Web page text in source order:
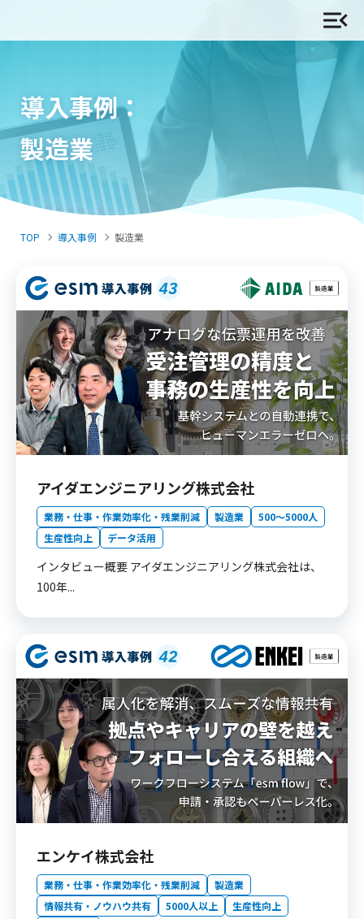
導入事例：
製造業
TOP 導入事例 製造業
アイダエンジニアリング株式会社
業務・仕事・作業効率化・残業削減 製造業
500〜5000人
生産性向上
データ活用
インタビュー概要 アイダエンジニアリング株式会社は、
100年...
エンケイ株式会社
業務・仕事・作業効率化・残業削減
製造業
情報共有・ノウハウ共有
5000人以上
生産性向上